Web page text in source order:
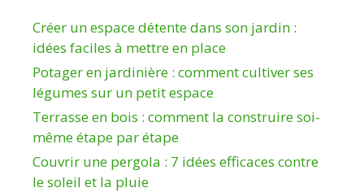
Créer un espace détente dans son jardin :
idées faciles à mettre en place
Potager en jardinière : comment cultiver ses
légumes sur un petit espace
Terrasse en bois : comment la construire soi-
même étape par étape
Couvrir une pergola : 7 idées efficaces contre
le soleil et la pluie